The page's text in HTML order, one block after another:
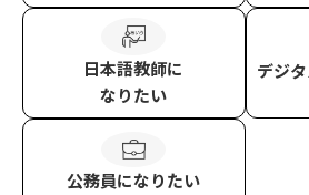
日本語教師に
なりたい
デジ
公務員になりたい